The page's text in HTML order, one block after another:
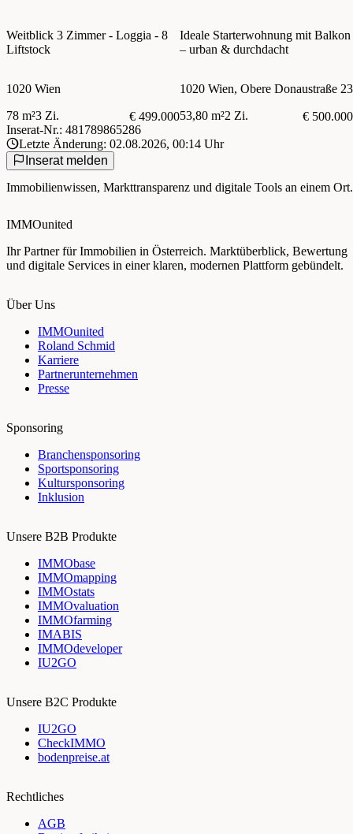
Weitblick 3 Zimmer - Loggia - 8
Liftstock
1020 Wien
78 m²3 Zi. € 499.000
Ideale Starterwohnung mit Balkon
– urban & durchdacht
1020 Wien, Obere Donaustraße 23
53,80 m²2 Zi.
€ 500.000
Inserat-Nr.: 481789865286
Letzte Änderung: 02.08.2026, 00:14 Uhr
Inserat melden
Immobilienwissen, Markttransparenz und digitale Tools an einem Ort.
IMMOunited
Ihr Partner für Immobilien in Österreich. Marktüberblick, Bewertung
und digitale Services in einer klaren, modernen Plattform gebündelt.
Über Uns
IMMOunited
Roland Schmid
Karriere
Partnerunternehmen
Presse
Sponsoring
Branchensponsoring
Sportsponsoring
Kultursponsoring
Inklusion
Unsere B2B Produkte
IMMObase
IMMOmapping
IMMOstats
IMMOvaluation
IMMOfarming
IMABIS
IMMOdeveloper
IU2GO
Unsere B2C Produkte
IU2GO
CheckIMMO
bodenpreise.at
Rechtliches
AGB